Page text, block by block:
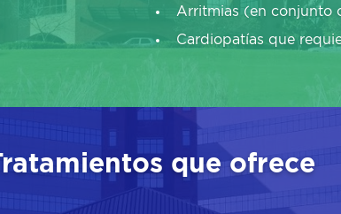
Arritmias (en conjunto
Cardiopatías que
que ofrece